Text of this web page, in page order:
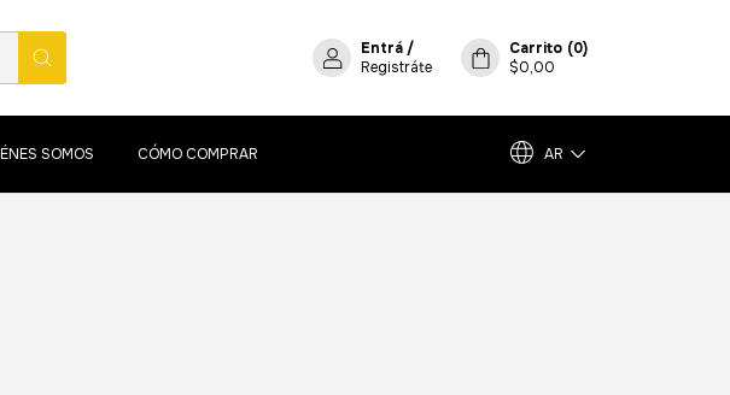
Entrá /
Registráte
Carrito (0)
$0,00
SOMOS CÓMO COMPRAR AR